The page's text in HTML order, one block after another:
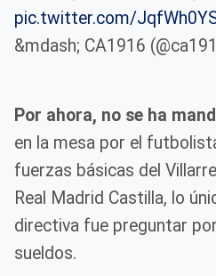
pic.twitter.com/
&mdash; CA1916
Por ahora, no se ha
en la mesa por el
fuerzas básicas del
Real Madrid Castilla, lo
directiva fue preguntar
sueldos.